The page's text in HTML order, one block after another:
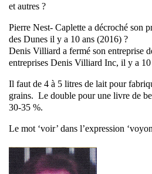
et autres ?
Pierre Nest- Caplette a décroché son
des Dunes il y a 10 ans (2016) ?
Denis Villiard a fermé son entreprise
entreprises Denis Villiard Inc, il y a 10
Il faut de 4 à 5 litres de lait pour
grains. Le double pour une livre de
30-35 %.
Le mot ‘voir’ dans l’expression